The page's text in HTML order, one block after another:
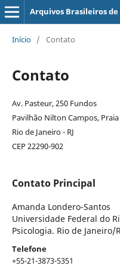
Arquivos Brasileiros de
Início / Contato
Contato
Av. Pasteur, 250 Fundos
Pavilhão Nilton Campos,
Rio de Janeiro - RJ
CEP 22290-902
Contato Principal
Amanda Londero-Santos
Universidade Federal do
Psicologia. Rio de Janeiro/
Telefone
+55-21-3873-5351